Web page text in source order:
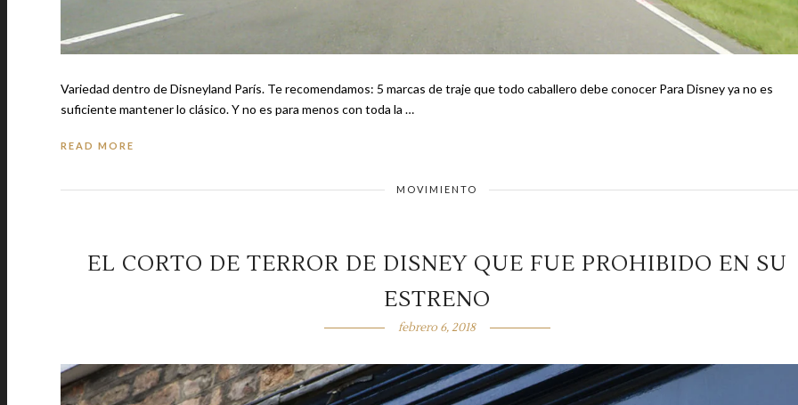
Variedad dentro de Disneyland París. Te recomendamos: 5 marcas de traje que todo caballero debe conocer Para Disney ya no es
suficiente mantener lo clásico. Y no es para menos con toda la …
READ MORE
MOVIMIENTO
EL CORTO DE TERROR DE DISNEY QUE FUE PROHIBIDO EN SU
ESTRENO
febrero 6, 2018